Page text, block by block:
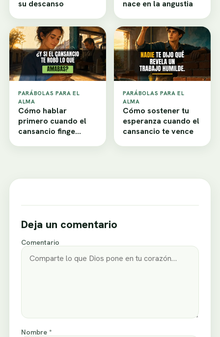
su descanso
nace en la angustia
PARÁBOLAS PARA EL
ALMA
Cómo hablar
primero cuando el
cansancio finge
PARÁBOLAS PARA EL
ALMA
Cómo sostener tu
esperanza cuando el
cansancio te vence
Deja un comentario
Comentario
Nombre *